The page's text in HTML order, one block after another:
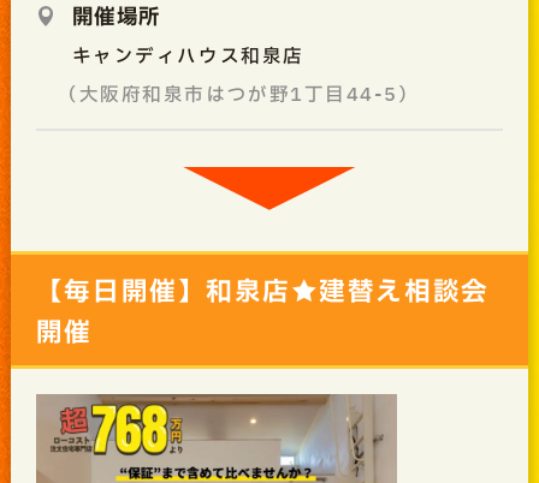
開催場所
キャンディハウス和泉店
（大阪府和泉市はつが野1丁目44-5）
【毎日開催】和泉店★建替え相談会
開催